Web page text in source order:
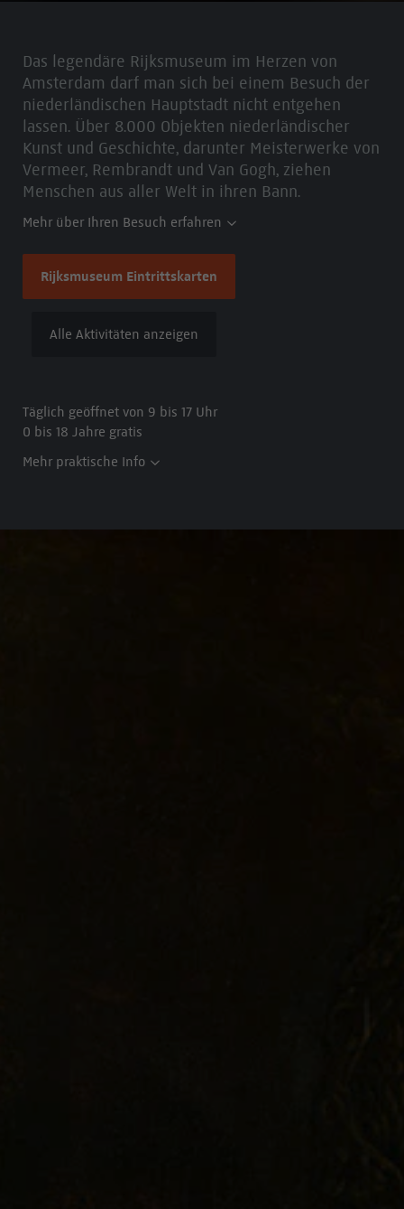
Das legendäre Rijksmuseum im Herzen von
Amsterdam darf man sich bei einem Besuch der
niederländischen Hauptstadt nicht entgehen
lassen. Über 8.000 Objekten niederländischer
Kunst und Geschichte, darunter Meisterwerke von
Vermeer, Rembrandt und Van Gogh, ziehen
Menschen aus aller Welt in ihren Bann.
Mehr über Ihren Besuch erfahren
Rijksmuseum Eintrittskarten
Alle Aktivitäten anzeigen
Täglich geöffnet von 9 bis 17 Uhr
0 bis 18 Jahre gratis
Mehr praktische Info